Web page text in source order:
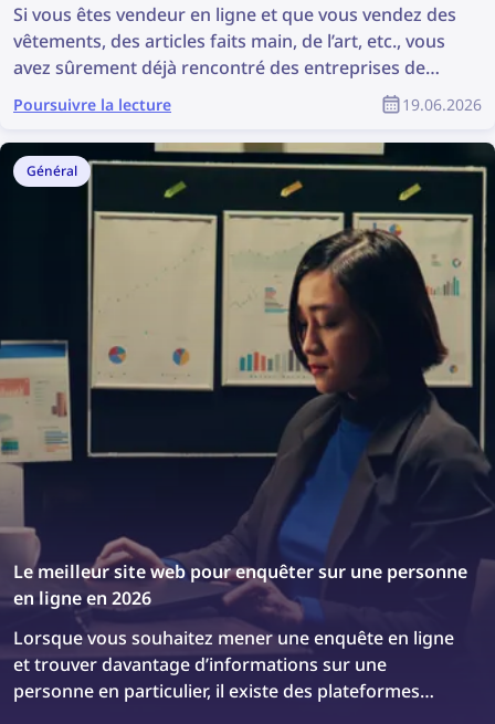
Si vous êtes vendeur en ligne et que vous vendez des
vêtements, des articles faits main, de l’art, etc., vous
avez sûrement déjà rencontré des entreprises de
dropshipping et des vendeurs frauduleux qui volent
vos photos de produits. Il semble souvent impossible
de retrouver tous les vendeurs frauduleux et de faire
supprimer ces photos. Mais ce n’est pas un défi aussi
difficile qu’il n’y paraît : grâce à la technologie de
recherche d’image inversée, il est plus facile que
jamais de trouver les violations de droits d’auteur en
ligne et de les prévenir. Cet article explique comment
trouver et supprimer des images volées sur Internet
en quelques étapes simples, à l’aide de la recherche
d’image inversée et de demandes de retrait
appropriées.
Poursuivre la lecture 19.06.2026
Général
Le meilleur site web pour enquêter sur une personne
en ligne en 2026
Lorsque vous souhaitez mener une enquête en ligne
et trouver davantage d’informations sur une
personne en particulier, il existe des plateformes